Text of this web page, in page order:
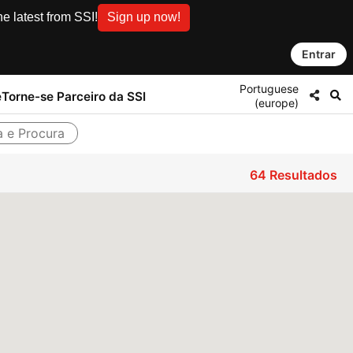
latest from SSI! Sign up now!
Entrar
Torne-se Parceiro da SSI
Portuguese
(europe)
e Procura
64 Resultados